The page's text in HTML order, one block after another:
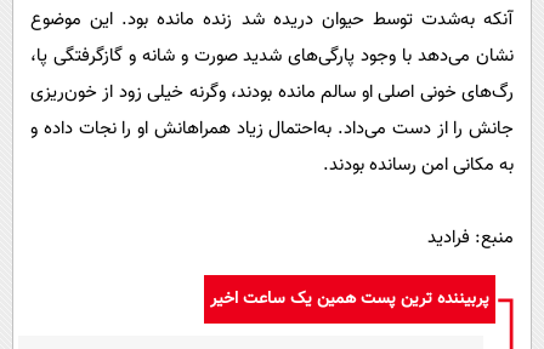
آنکه به‌شدت توسط حیوان دریده شد زنده مانده بود. این موضوع
نشان می‌دهد با وجود پارگی‌های شدید صورت و شانه و گازگرفتگی پا،
رگ‌های خونی اصلی او سالم مانده بودند، وگرنه خیلی زود از خون‌ریزی
جانش را از دست می‌داد. به‌احتمال زیاد همراهانش او را نجات داده و
به مکانی امن رسانده بودند.
منبع: فرادید
پربیننده ترین پست همین یک ساعت اخیر